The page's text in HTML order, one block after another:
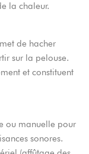
la chaleur.
de hacher
sur la pelouse.
et constituent
ou manuelle pour
sonores.